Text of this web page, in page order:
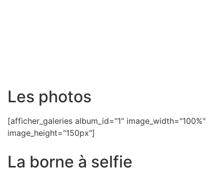
Les photos
[afficher_galeries album_id="1" image_width="100%"
image_height="150px"]
La borne à selfie